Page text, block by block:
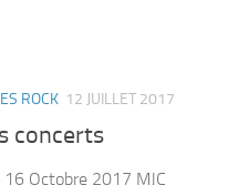
ROCK 12 JUILLET 2017
concerts
Octobre 2017 MJC